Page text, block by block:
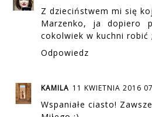
Z dzieciństwem mi się
Marzenko, ja dopiero
cokolwiek w kuchni robić
Odpowiedz
KAMILA 11 KWIETNIA 2016
Wspaniałe ciasto!